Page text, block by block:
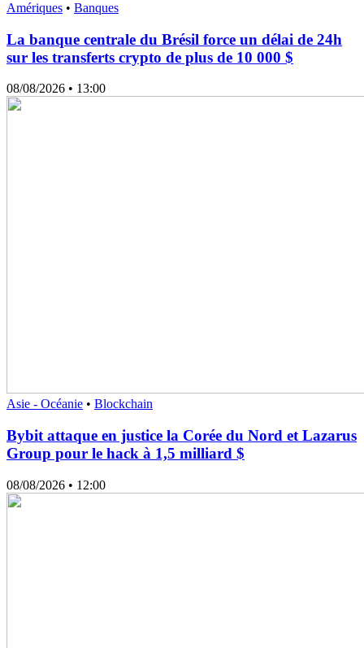
Amériques • Banques
La banque centrale du Brésil force un délai de 24h
sur les transferts crypto de plus de 10 000 $
08/08/2026 • 13:00
Asie - Océanie • Blockchain
Bybit attaque en justice la Corée du Nord et Lazarus
Group pour le hack à 1,5 milliard $
08/08/2026 • 12:00